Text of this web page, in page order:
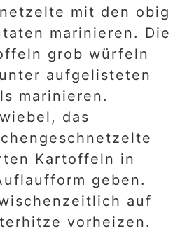
mit den obig
marinieren. Die
grob würfeln
aufgelisteten
marinieren.
das
Kartoffeln in
geben.
auf
vorheizen.